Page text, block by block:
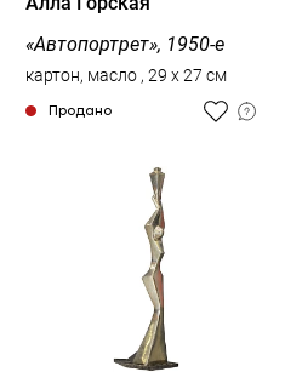
«Автопортрет», 1950-е
картон, масло , 29 x 27 см
Продано